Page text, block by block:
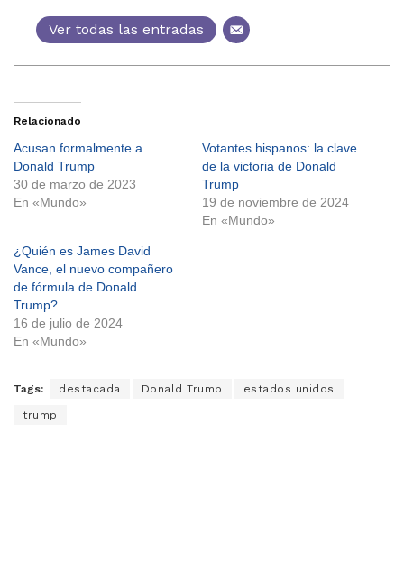
Ver todas las entradas
Relacionado
Acusan formalmente a
Donald Trump
30 de marzo de 2023
En «Mundo»
Votantes hispanos: la clave
de la victoria de Donald
Trump
19 de noviembre de 2024
En «Mundo»
¿Quién es James David
Vance, el nuevo compañero
de fórmula de Donald
Trump?
16 de julio de 2024
En «Mundo»
Tags: destacada Donald Trump estados unidos
trump